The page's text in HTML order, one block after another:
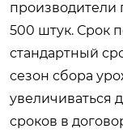
производители
500 штук. Срок
стандартный
сезон сбора
увеличиваться
сроков в